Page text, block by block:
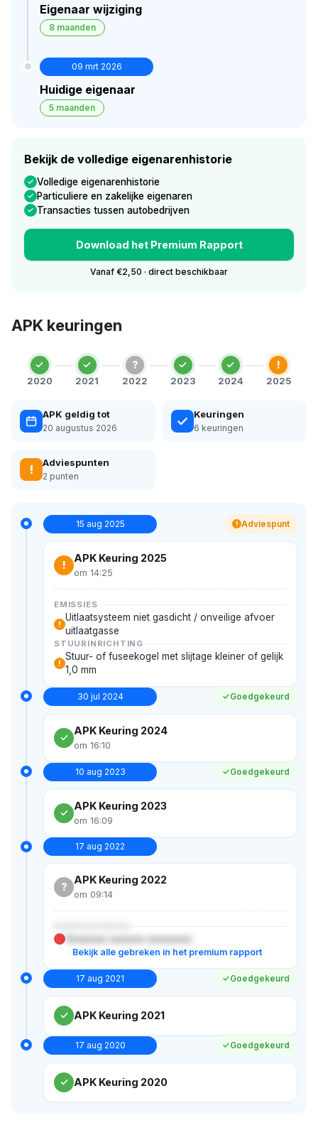
Eigenaar wijziging
8 maanden
09 mrt 2026
Huidige eigenaar
5 maanden
Bekijk de volledige eigenarenhistorie
Volledige eigenarenhistorie
Particuliere en zakelijke eigenaren
Transacties tussen autobedrijven
Download het Premium Rapport
Vanaf €2,50 · direct beschikbaar
APK keuringen
2020 2021
?
2022 2023 2024
!
2025
APK geldig tot
20 augustus 2026
Keuringen
6 keuringen
! Adviespunten
2 punten
15 aug 2025 ! Adviespunt
!
APK Keuring 2025
om 14:25
EMISSIES
!
Uitlaatsysteem niet gasdicht / onveilige afvoer
uitlaatgasse
STUURINRICHTING
!
Stuur- of fuseekogel met slijtage kleiner of gelijk
1,0 mm
30 jul 2024 Goedgekeurd
APK Keuring 2024
om 16:10
10 aug 2023 Goedgekeurd
APK Keuring 2023
om 16:09
17 aug 2022
?
APK Keuring 2022
om 09:14
Xxxxxxxx xxxxxxx xxxxxxxxx
Bekijk alle gebreken in het premium rapport
17 aug 2021 Goedgekeurd
APK Keuring 2021
17 aug 2020 Goedgekeurd
APK Keuring 2020